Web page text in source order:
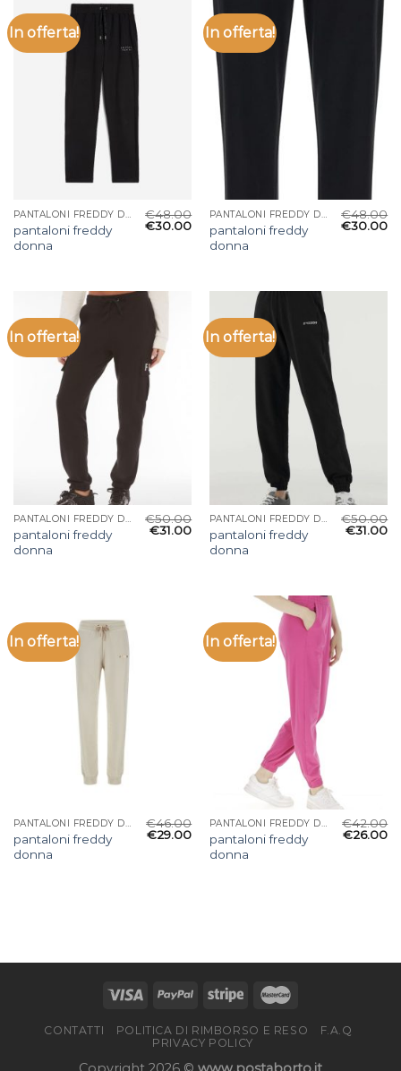
In offerta!
PANTALONI FREDDY DONNA
pantaloni freddy
donna
€48.00
€30.00
In offerta!
PANTALONI FREDDY DONNA
pantaloni freddy
donna
€48.00
€30.00
In offerta!
PANTALONI FREDDY DONNA
pantaloni freddy
donna
€50.00
€31.00
In offerta!
PANTALONI FREDDY DONNA
pantaloni freddy
donna
€50.00
€31.00
In offerta!
PANTALONI FREDDY DONNA
pantaloni freddy
donna
€46.00
€29.00
In offerta!
PANTALONI FREDDY DONNA
pantaloni freddy
donna
€42.00
€26.00
CONTATTI POLITICA DI RIMBORSO E RESO
F.A.Q
PRIVACY POLICY